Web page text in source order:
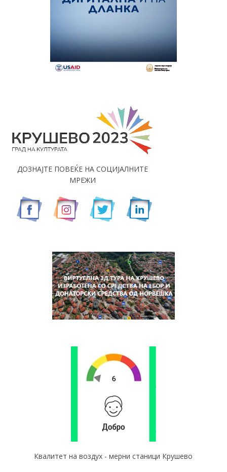
ДОЗНАЈТЕ ПОВЕЌЕ НА СОЦИЈАЛНИТЕ
МРЕЖИ
Квалитет на воздух - мерни станици Крушево